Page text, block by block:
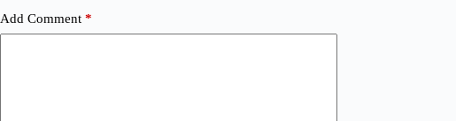
Add Comment *